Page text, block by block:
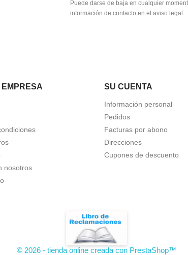
Puede darse de baja en cualquier
información de contacto en el aviso legal.
nosotros
SU CUENTA
Información personal
Pedidos
Facturas por abono
Direcciones
Cupones de descuento
© 2026 - tienda online creada con PrestaShop™